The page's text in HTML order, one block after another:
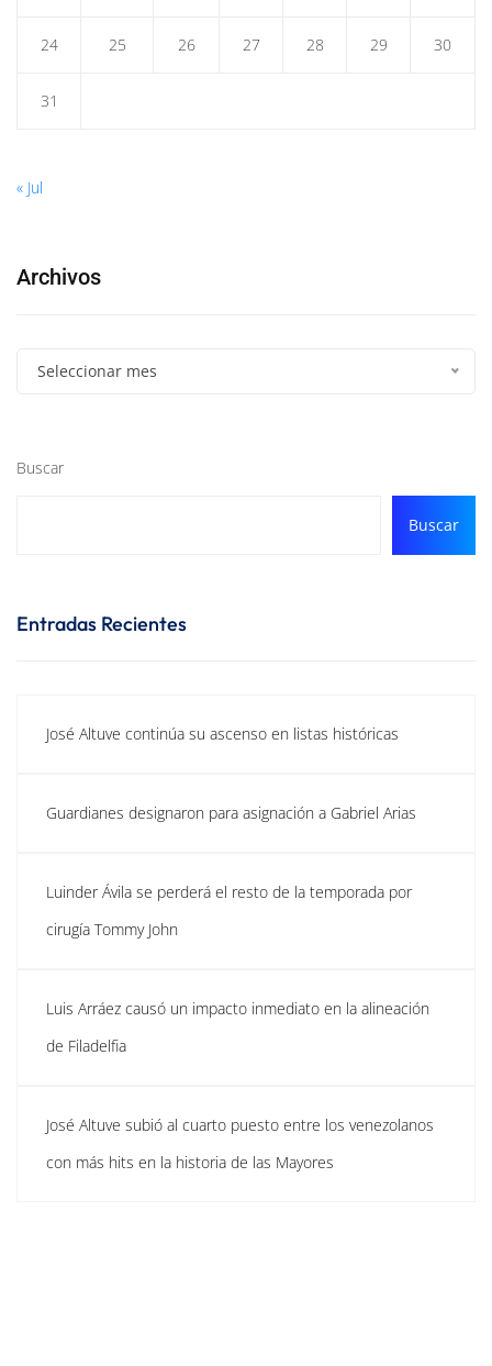
24 25 26 27 28 29 30
31
« Jul
Archivos
Seleccionar mes
Buscar
Buscar
Entradas Recientes
José Altuve continúa su ascenso en listas históricas
Guardianes designaron para asignación a Gabriel Arias
Luinder Ávila se perderá el resto de la temporada por
cirugía Tommy John
Luis Arráez causó un impacto inmediato en la alineación
de Filadelfia
José Altuve subió al cuarto puesto entre los venezolanos
con más hits en la historia de las Mayores